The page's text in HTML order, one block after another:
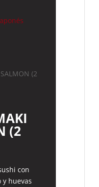
(2
con
huevas